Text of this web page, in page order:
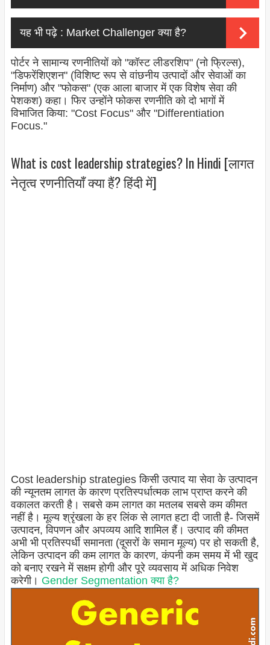
यह भी पढ़े : Market Challenger क्या है?
पोर्टर ने सामान्य रणनीतियों को "कॉस्ट लीडरशिप" (नो फ्रिल्स),
"डिफरेंशिएशन" (विशिष्ट रूप से वांछनीय उत्पादों और सेवाओं का
निर्माण) और "फोकस" (एक आला बाजार में एक विशेष सेवा की
पेशकश) कहा। फिर उन्होंने फोकस रणनीति को दो भागों में
विभाजित किया: "Cost Focus" और "Differentiation
Focus."
What is cost leadership strategies? In Hindi [लागत
नेतृत्व रणनीतियाँ क्या हैं? हिंदी में]
Cost leadership strategies किसी उत्पाद या सेवा के उत्पादन
की न्यूनतम लागत के कारण प्रतिस्पर्धात्मक लाभ प्राप्त करने की
वकालत करती है। सबसे कम लागत का मतलब सबसे कम कीमत
नहीं है। मूल्य श्रृंखला के हर लिंक से लागत हटा दी जाती है- जिसमें
उत्पादन, विपणन और अपव्यय आदि शामिल हैं। उत्पाद की कीमत
अभी भी प्रतिस्पर्धी समानता (दूसरों के समान मूल्य) पर हो सकती है,
लेकिन उत्पादन की कम लागत के कारण, कंपनी कम समय में भी खुद
को बनाए रखने में सक्षम होगी और पूरे व्यवसाय में अधिक निवेश
करेगी। Gender Segmentation क्या है?